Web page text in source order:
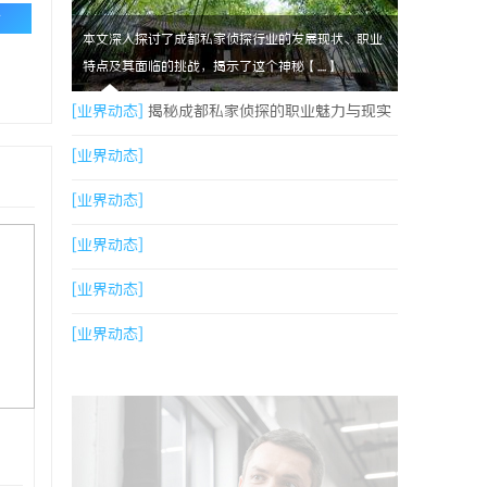
本文深入探讨了成都私家侦探行业的发展现状、职业
特点及其面临的挑战，揭示了这个神秘【....】
[业界动态] 揭秘成都私家侦探的职业魅力与现实
挑战
[业界动态]
[业界动态]
[业界动态]
[业界动态]
[业界动态]